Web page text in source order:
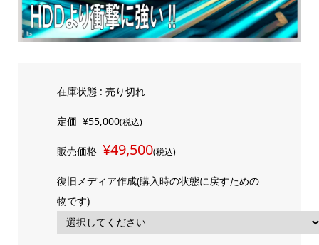
在庫状態 : 売り切れ
定価 ¥55,000(税込)
販売価格 ¥49,500(税込)
復旧メディア作成(購入時の状態に戻すための
物です)